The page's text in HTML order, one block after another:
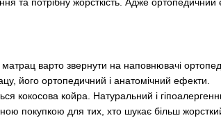
та потрібну жорсткість. Адже ортопедичний
варто звернути на наповнювачі
його ортопедичний і анатомічний ефекти.
кокосова койра. Натуральний і
покупкою для тих, хто шукає більш